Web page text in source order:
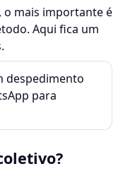
o mais importante é
Aqui fica um
despedimento
para